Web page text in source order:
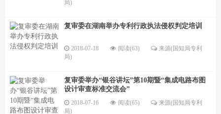
局)
复审委在湖南举办专利行政执法侵权判定培训
2018-07-18 阅读(63)
来源(国知局专利
局)
复审委举办“银谷讲坛”第10期暨“集成电路布图
设计审查标准交流会”
2018-07-16 阅读(65)
来源(国知局专利
局)